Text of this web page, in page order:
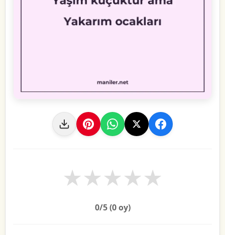
★
★
★
★
★
0/5 (0oy)